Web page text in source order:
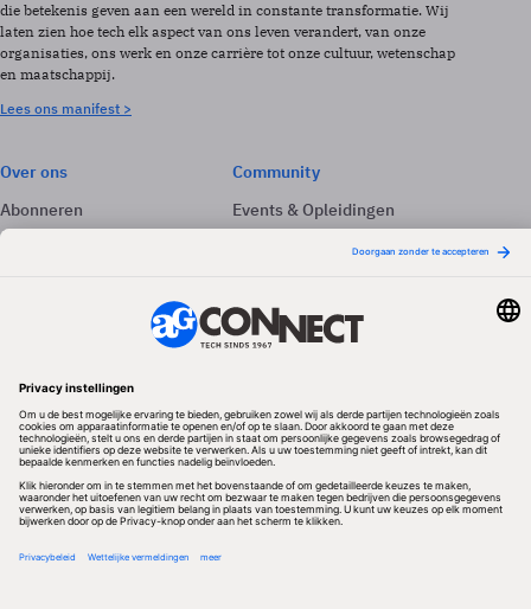
die betekenis geven aan een wereld in constante transformatie. Wij
laten zien hoe tech elk aspect van ons leven verandert, van onze
organisaties, ons werk en onze carrière tot onze cultuur, wetenschap
en maatschappij.
Lees ons manifest >
Over ons
Abonneren
Adverteren
Community
Events & Opleidingen
Nieuwsbrieven
Volg ons
Redactionele partner